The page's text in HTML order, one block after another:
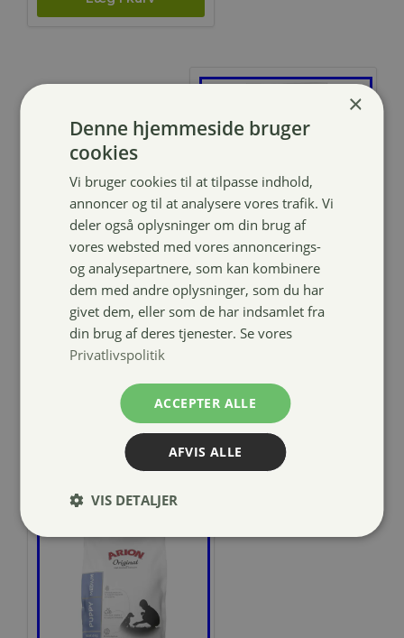
ARION Puppy
Growth
Chicken –
SMALL
349,00
kr.Prisinterval:
159,00 kr.
349,00 kr.
×
Denne hjemmeside bruger
cookies
Vi bruger cookies til at tilpasse indhold,
annoncer og til at analysere vores trafik. Vi
deler også oplysninger om din brug af
vores websted med vores annoncerings-
og analysepartnere, som kan kombinere
dem med andre oplysninger, som du har
givet dem, eller som de har indsamlet fra
din brug af deres tjenester. Se vores
Privatlivspolitik
ACCEPTER ALLE
AFVIS ALLE
VIS DETALJER